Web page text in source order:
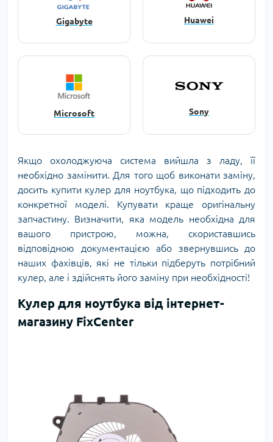
Gigabyte Huawei
Microsoft Sony
Якщо охолоджуюча система вийшла з ладу, її
необхідно замінити. Для того щоб виконати заміну,
досить купити кулер для ноутбука, що підходить до
конкретної моделі. Купувати краще оригінальну
запчастину. Визначити, яка модель необхідна для
вашого пристрою, можна, скориставшись
відповідною документацією або звернувшись до
наших фахівців, які не тільки підберуть потрібний
кулер, але і здійснять його заміну при необхідності!
Кулер для ноутбука від інтернет-
магазину FixCenter